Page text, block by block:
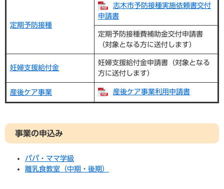
定期予防接種
志木市予防接種実施依頼書交付
申請書
定期予防接種費補助金交付申請書
（対象となる方に送付します）
妊婦支援給付金
妊婦支援給付金申請書（対象となる
方に送付します）
産後ケア事業 産後ケア事業利用申請書
事業の申込み
パパ・ママ学級
離乳食教室（中期・後期）